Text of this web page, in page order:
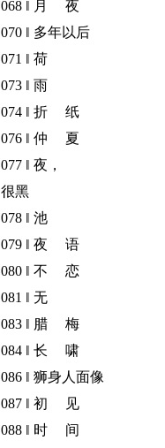
068 ‖ 月 夜
070 ‖ 多年以后
071 ‖ 荷
073 ‖ 雨
074 ‖ 折 纸
076 ‖ 仲 夏
077 ‖ 夜，
很黑
078 ‖ 池
079 ‖ 夜 语
080 ‖ 不 恋
081 ‖ 无
083 ‖ 腊 梅
084 ‖ 长 啸
086 ‖ 狮身人面像
087 ‖ 初 见
088 ‖ 时 间